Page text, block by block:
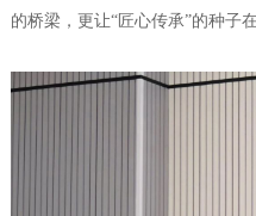
的桥梁，更让“匠心传承”的种子